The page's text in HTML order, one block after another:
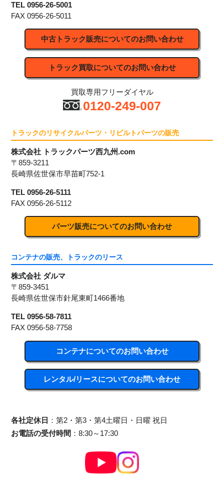
TEL 0956-26-5001
FAX 0956-26-5011
中古トラック販売についてのお問い合わせ
トラック買取についてのお問い合わせ
買取専用フリーダイヤル
0120-249-007
トラックのリサイクルパーツ・リビルトパーツの販売
株式会社 トラックパーツ西九州.com
〒859-3211
長崎県佐世保市早苗町752-1
TEL 0956-26-5111
FAX 0956-26-5112
パーツ販売についてのお問い合わせ
コンテナの販売、トラックのリース
株式会社 ダルマ
〒859-3451
長崎県佐世保市針尾東町1466番地
TEL 0956-58-7811
FAX 0956-58-7758
コンテナについてのお問い合わせ
レンタル/リースについてのお問い合わせ
各社定休日 ：第2・第3・第4土曜日・日曜 祝日
お電話の受付時間 ：8:30～17:30